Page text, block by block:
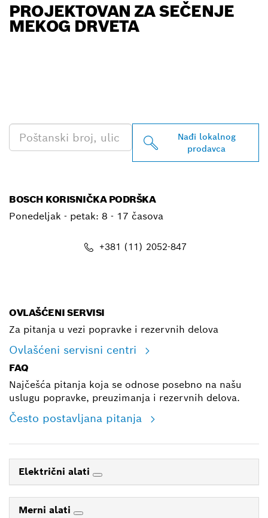
PROJEKTOVAN ZA SEČENJE
MEKOG DRVETA
Nađi lokalnog
prodavca
BOSCH KORISNIČKA PODRŠKA
Ponedeljak - petak: 8 - 17 časova
+381 (11) 2052-847
OVLAŠĆENI SERVISI
Za pitanja u vezi popravke i rezervnih delova
Ovlašćeni servisni centri
FAQ
Najčešća pitanja koja se odnose posebno na našu
uslugu popravke, preuzimanja i rezervnih delova.
Često postavljana pitanja
Električni alati
Merni alati